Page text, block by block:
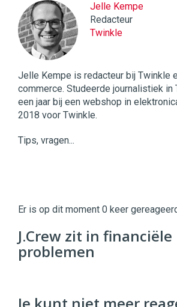
Jelle Kempe
Redacteur
Twinkle
Jelle Kempe is redacteur bij Twinkle
commerce. Studeerde journalistiek in
een jaar bij een webshop in
2018 voor Twinkle.
Tips, vragen...
Commerce https://twinklemagazine.nl
9654
Er is op dit moment 0 keer
J.Crew zit in financiële
problemen